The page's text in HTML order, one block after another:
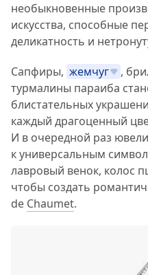
необыкновенные
искусства, способные
деликатность и
Сапфиры, жемчуг
,
турмалины параиба
блистательных
каждый драгоценный
И в очередной раз
к универсальным
лавровый венок, колос
чтобы создать
de Chaumet.